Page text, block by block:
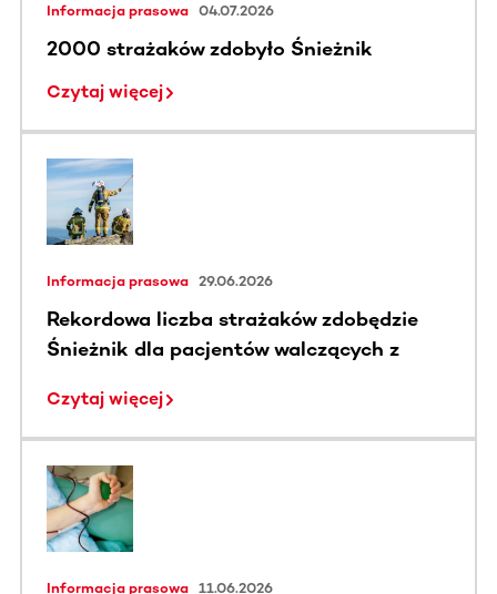
Informacja prasowa 04.07.2026
2000 strażaków zdobyło Śnieżnik
Czytaj więcej
Informacja prasowa 29.06.2026
Rekordowa liczba strażaków zdobędzie
Śnieżnik dla pacjentów walczących z
Czytaj więcej
Informacja prasowa 11.06.2026